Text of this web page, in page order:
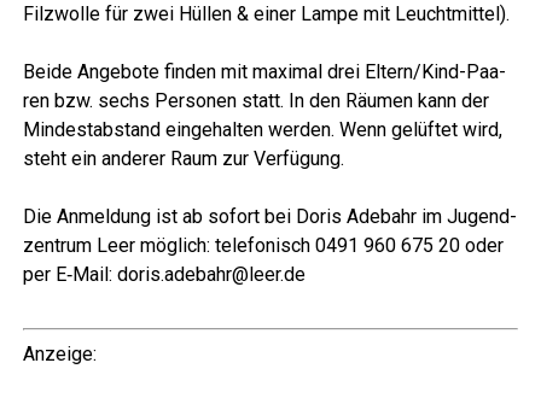
Filz­wol­le für zwei Hül­len & einer Lam­pe mit Leuchtmittel).
Bei­de Ange­bo­te fin­den mit maxi­mal drei Eltern/Kind-Paa­
ren bzw. sechs Per­so­nen statt. In den Räu­men kann der
Min­dest­ab­stand ein­ge­hal­ten wer­den. Wenn gelüf­tet wird,
steht ein ande­rer Raum zur Verfügung.
Die Anmel­dung ist ab sofort bei Doris Ade­bahr im Jugend­
zen­trum Leer mög­lich: tele­fo­nisch 0491 960 675 20 oder
per E‑Mail: doris.adebahr@leer.de
Anzei­ge: